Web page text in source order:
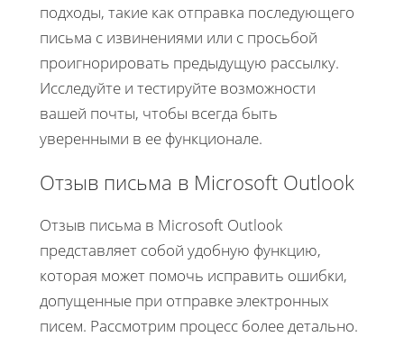
подходы, такие как отправка последующего
письма с извинениями или с просьбой
проигнорировать предыдущую рассылку.
Исследуйте и тестируйте возможности
вашей почты, чтобы всегда быть
уверенными в ее функционале.
Отзыв письма в Microsoft Outlook
Отзыв письма в Microsoft Outlook
представляет собой удобную функцию,
которая может помочь исправить ошибки,
допущенные при отправке электронных
писем. Рассмотрим процесс более детально.